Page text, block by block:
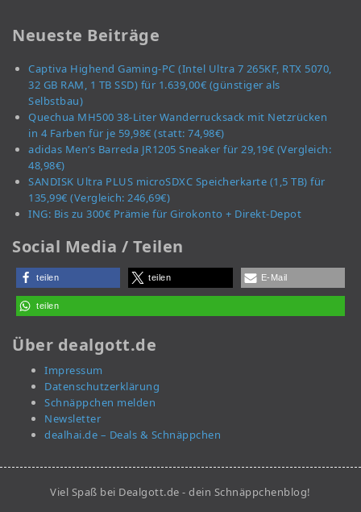
Neueste Beiträge
Captiva Highend Gaming-PC (Intel Ultra 7 265KF, RTX 5070,
32 GB RAM, 1 TB SSD) für 1.639,00€ (günstiger als
Selbstbau)
Quechua MH500 38-Liter Wanderrucksack mit Netzrücken
in 4 Farben für je 59,98€ (statt: 74,98€)
adidas Men’s Barreda JR1205 Sneaker für 29,19€ (Vergleich:
48,98€)
SANDISK Ultra PLUS microSDXC Speicherkarte (1,5 TB) für
135,99€ (Vergleich: 246,69€)
ING: Bis zu 300€ Prämie für Girokonto + Direkt-Depot
Social Media / Teilen
teilen teilen E-Mail
teilen
Über dealgott.de
Impressum
Datenschutzerklärung
Schnäppchen melden
Newsletter
dealhai.de – Deals & Schnäppchen
Viel Spaß bei Dealgott.de - dein Schnäppchenblog!